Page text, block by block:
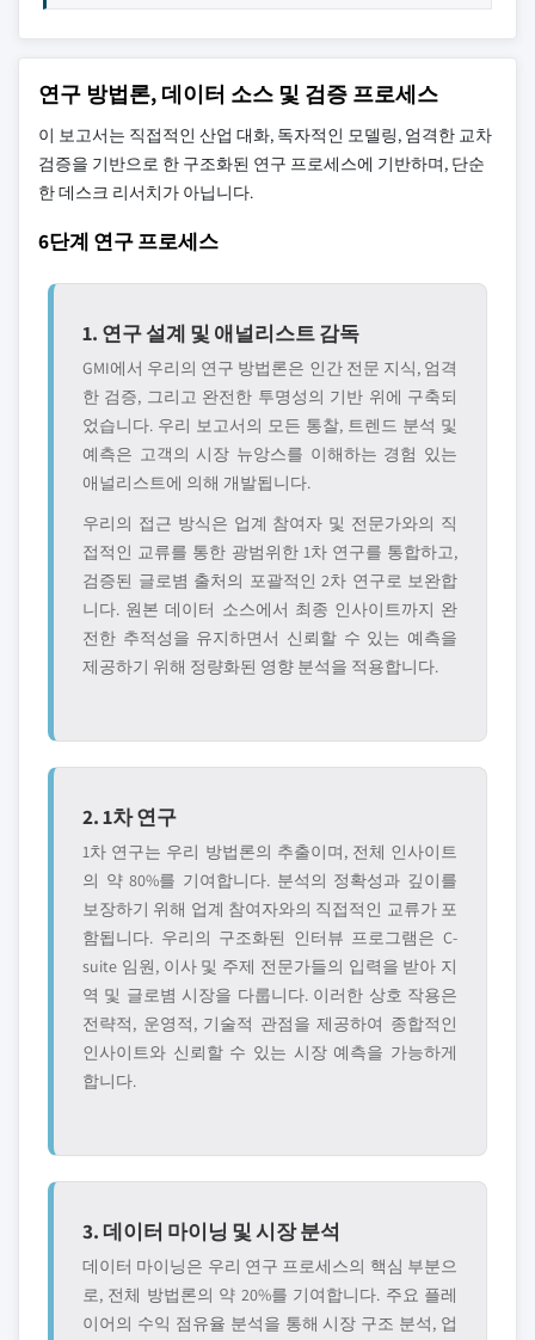
연구 방법론, 데이터 소스 및 검증 프로세스
이 보고서는 직접적인 산업 대화, 독자적인 모델링, 엄격한 교차
검증을 기반으로 한 구조화된 연구 프로세스에 기반하며, 단순
한 데스크 리서치가 아닙니다.
6단계 연구 프로세스
1. 연구 설계 및 애널리스트 감독
GMI에서 우리의 연구 방법론은 인간 전문 지식, 엄격
한 검증, 그리고 완전한 투명성의 기반 위에 구축되
었습니다. 우리 보고서의 모든 통찰, 트렌드 분석 및
예측은 고객의 시장 뉴앙스를 이해하는 경험 있는
애널리스트에 의해 개발됩니다.
우리의 접근 방식은 업계 참여자 및 전문가와의 직
접적인 교류를 통한 광범위한 1차 연구를 통합하고,
검증된 글로볌 출처의 포괄적인 2차 연구로 보완합
니다. 원본 데이터 소스에서 최종 인사이트까지 완
전한 추적성을 유지하면서 신뢰할 수 있는 예측을
제공하기 위해 정량화된 영향 분석을 적용합니다.
2. 1차 연구
1차 연구는 우리 방법론의 추출이며, 전체 인사이트
의 약 80%를 기여합니다. 분석의 정확성과 깊이를
보장하기 위해 업계 참여자와의 직접적인 교류가 포
함됩니다. 우리의 구조화된 인터뷰 프로그램은 C-
suite 임원, 이사 및 주제 전문가들의 입력을 받아 지
역 및 글로볌 시장을 다룹니다. 이러한 상호 작용은
전략적, 운영적, 기술적 관점을 제공하여 종합적인
인사이트와 신뢰할 수 있는 시장 예측을 가능하게
합니다.
3. 데이터 마이닝 및 시장 분석
데이터 마이닝은 우리 연구 프로세스의 핵심 부분으
로, 전체 방법론의 약 20%를 기여합니다. 주요 플레
이어의 수익 점유율 분석을 통해 시장 구조 분석, 업